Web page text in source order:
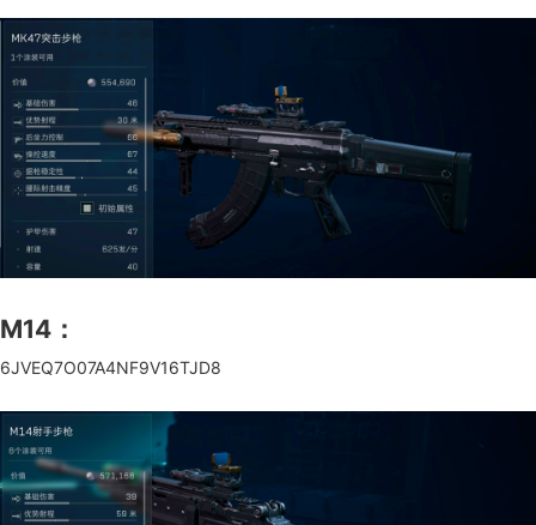
M14：
6JVEQ7O07A4NF9V16TJD8